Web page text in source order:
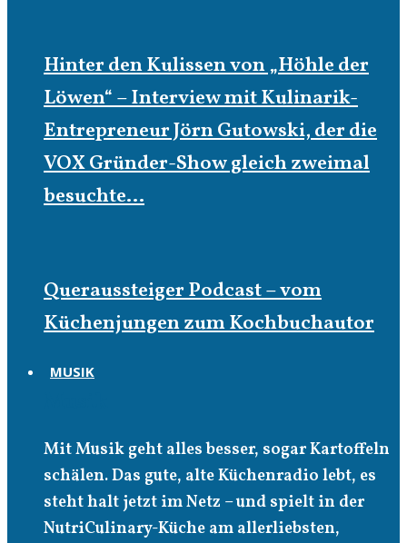
Hinter den Kulissen von „Höhle der
Löwen“ – Interview mit Kulinarik-
Entrepreneur Jörn Gutowski, der die
VOX Gründer-Show gleich zweimal
besuchte…
Queraussteiger Podcast – vom
Küchenjungen zum Kochbuchautor
MUSIK
Mit Musik geht alles besser, sogar Kartoffeln
schälen. Das gute, alte Küchenradio lebt, es
steht halt jetzt im Netz – und spielt in der
NutriCulinary-Küche am allerliebsten,